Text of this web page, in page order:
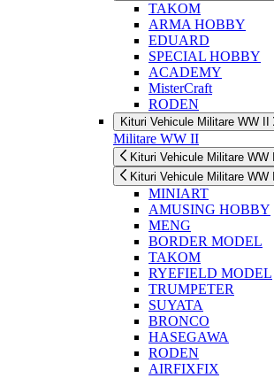
TAKOM
ARMA HOBBY
EDUARD
SPECIAL HOBBY
ACADEMY
MisterCraft
RODEN
Kituri Vehicule Militare WW II
Militare WW II
Kituri Vehicule Militare WW II
Kituri Vehicule Militare WW II
MINIART
AMUSING HOBBY
MENG
BORDER MODEL
TAKOM
RYEFIELD MODEL
TRUMPETER
SUYATA
BRONCO
HASEGAWA
RODEN
AIRFIXFIX